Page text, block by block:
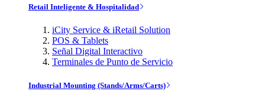
Retail Inteligente & Hospitalidad
iCity Service & iRetail Solution
POS & Tablets
Señal Digital Interactivo
Terminales de Punto de Servicio
Industrial Mounting (Stands/Arms/Carts)